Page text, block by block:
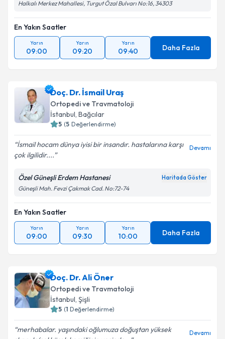
Halkalı Merkez Mahallesi, Turgut Özal Bulvarı No:16, 34303
En Yakın Saatler
Yarın
09:00
Yarın
09:20
Yarın
09:40 Daha Fazla
Doç. Dr. İsmail Uraş
Ortopedi ve Travmatoloji
İstanbul, Bağcılar
5 (5 Değerlendirme)
İsmail hocam dünya iyisi bir insandır. hastalarına karşı
çok ilgilidir....
Devamı
Özel Güneşli Erdem Hastanesi Haritada Göster
Güneşli Mah. Fevzi Çakmak Cad. No:72-74
En Yakın Saatler
Yarın
09:00
Yarın
09:30
Yarın
10:00 Daha Fazla
Doç. Dr. Ali Öner
Ortopedi ve Travmatoloji
İstanbul, Şişli
5 (1 Değerlendirme)
merhabalar. yaşındaki oğlumuza doğuştan yüksek
Devamı